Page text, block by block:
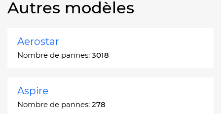
Autres modèles
Aerostar
Nombre de pannes: 3018
Aspire
Nombre de pannes: 278